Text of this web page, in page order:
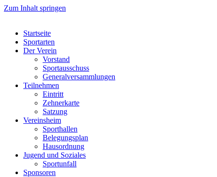
Zum Inhalt springen
Startseite
Sportarten
Der Verein
Vorstand
Sportausschuss
Generalversammlungen
Teilnehmen
Eintritt
Zehnerkarte
Satzung
Vereinsheim
Sporthallen
Belegungsplan
Hausordnung
Jugend und Soziales
Sportunfall
Sponsoren